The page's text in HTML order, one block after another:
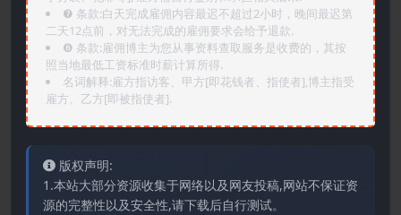
❼ 条款:白天完成雇佣内容最迟不超过2小时，晚间最迟第
二天12点前，对无法完成的雇佣要求会给予退款.
❽ 条款:雇佣博主为您从事资料查取服务是收费的，其按
照当地最低工资标准时薪计算所得.
名词解释:雇方指访客、甲方[即花钱者、指使者],博主指受
雇方、乙方[即被指使者].
版权声明:
1.本站大部分资源收集于网络以及网友投稿,网站不保证资
源的完整性以及安全性,请下载后自行测试。